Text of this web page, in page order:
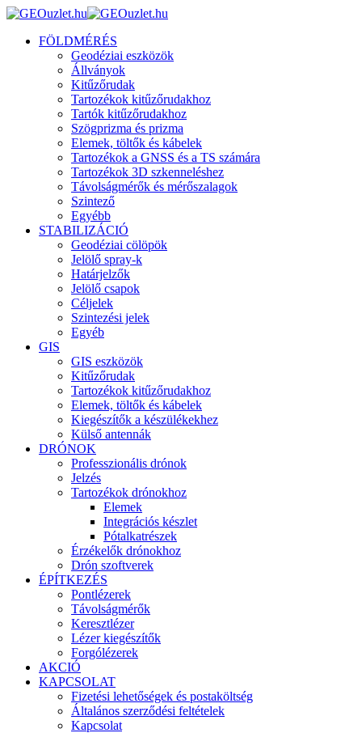
FÖLDMÉRÉS
Geodéziai eszközök
Állványok
Kitűzőrudak
Tartozékok kitűzőrudakhoz
Tartók kitűzőrudakhoz
Szögprizma és prizma
Elemek, töltők és kábelek
Tartozékok a GNSS és a TS számára
Tartozékok 3D szkenneléshez
Távolságmérők és mérőszalagok
Szintező
Egyébb
STABILIZÁCIÓ
Geodéziai cölöpök
Jelölő spray-k
Határjelzők
Jelölő csapok
Céljelek
Szintezési jelek
Egyéb
GIS
GIS eszközök
Kitűzőrudak
Tartozékok kitűzőrudakhoz
Elemek, töltők és kábelek
Kiegészítők a készülékekhez
Külső antennák
DRÓNOK
Professzionális drónok
Jelzés
Tartozékok drónokhoz
Elemek
Integrációs készlet
Pótalkatrészek
Érzékelők drónokhoz
Drón szoftverek
ÉPÍTKEZÉS
Pontlézerek
Távolságmérők
Keresztlézer
Lézer kiegészítők
Forgólézerek
AKCIÓ
KAPCSOLAT
Fizetési lehetőségek és postaköltség
Általános szerződési feltételek
Kapcsolat